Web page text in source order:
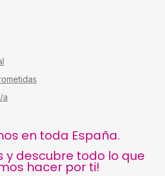
a
en toda España.
y descubre todo lo que
hacer por ti!